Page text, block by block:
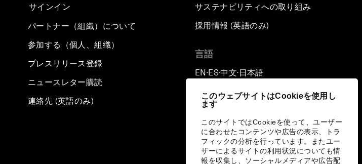
このウェブサイトはCookieを使用し
ます
このサイトではCookieを使って、ユーザー
に合わせたコンテンツや広告の表示、トラ
フィックの分析を行っています。またユー
ザーによるサイトの利用状況についても情
報を収集し、ソーシャルメディアや広告配
サインイン
パートナー（組織）について
参加する（個人、組織）
プレスリリース登録
ニュースレター購読
連絡先 (英語のみ)
サステナビリティへの取り組み
採用情報 (英語のみ)
言語
EN ▪ ES▪中文▪ 日本語